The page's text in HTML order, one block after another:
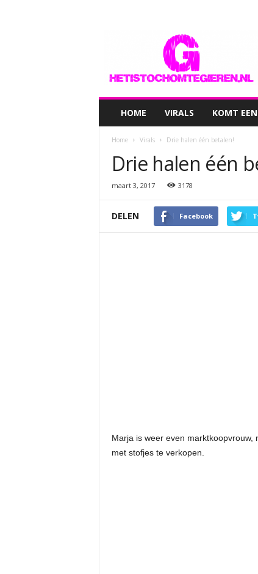
HOME VIRALS KOMT
Home Virals Drie halen één betalen!
Drie halen één
maart 3, 2017 3178
DELEN Facebook
Marja is weer even
met stofjes te verkopen.